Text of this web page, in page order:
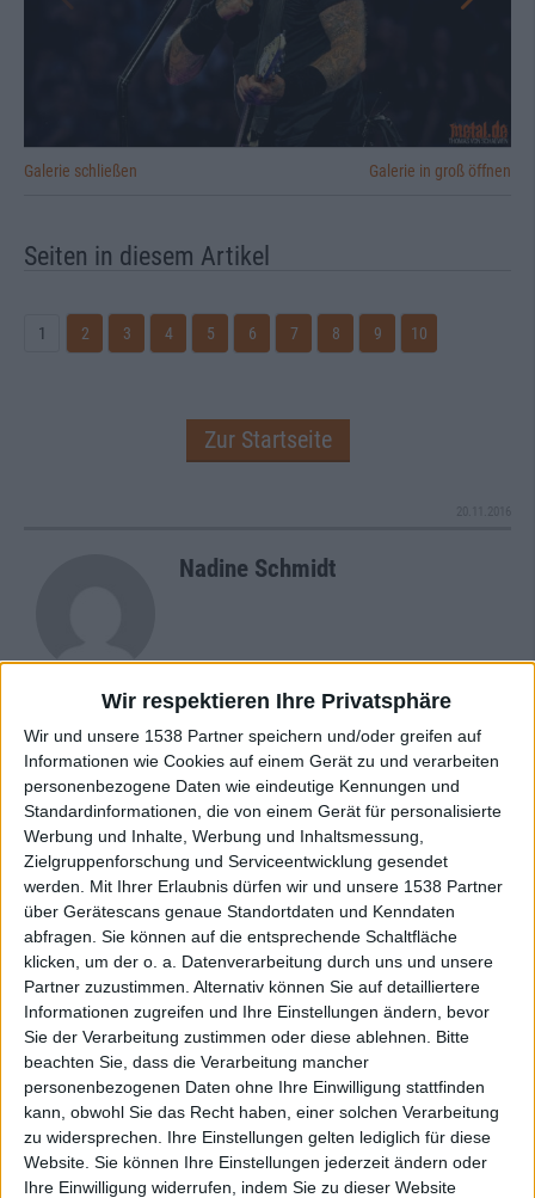
Wir respektieren Ihre Privatsphäre
Wir und unsere 1538 Partner speichern und/oder greifen auf
Informationen wie Cookies auf einem Gerät zu und verarbeiten
personenbezogene Daten wie eindeutige Kennungen und
Standardinformationen, die von einem Gerät für personalisierte
Werbung und Inhalte, Werbung und Inhaltsmessung,
Zielgruppenforschung und Serviceentwicklung gesendet
werden.
Mit Ihrer Erlaubnis dürfen wir und unsere 1538 Partner
über Gerätescans genaue Standortdaten und Kenndaten
abfragen. Sie können auf die entsprechende Schaltfläche
klicken, um der o. a. Datenverarbeitung durch uns und unsere
Partner zuzustimmen. Alternativ können Sie auf detailliertere
Informationen zugreifen und Ihre Einstellungen ändern, bevor
Sie der Verarbeitung zustimmen oder diese ablehnen.
Bitte
beachten Sie, dass die Verarbeitung mancher
personenbezogenen Daten ohne Ihre Einwilligung stattfinden
kann, obwohl Sie das Recht haben, einer solchen Verarbeitung
zu widersprechen. Ihre Einstellungen gelten lediglich für diese
Website. Sie können Ihre Einstellungen jederzeit ändern oder
Ihre Einwilligung widerrufen, indem Sie zu dieser Website
Galerie schließen Galerie in groß öffnen
Seiten in diesem Artikel
1 2 3 4 5 6 7 8 9 10
Zur Startseite
Nadine Schmidt
Newsletter abonnieren
Mehr zu Metallica
BAND METALLICA
STILE OLD SCHOOL THRASH METAL ,THRASH
METAL